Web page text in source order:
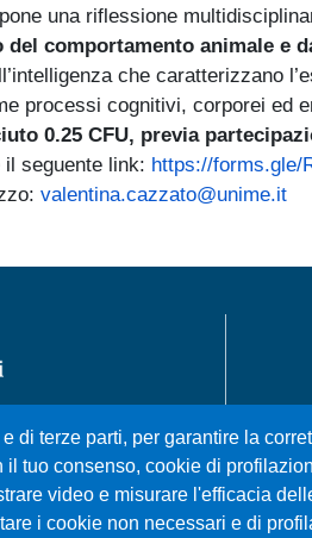
una riflessione
comportamento animale e
che caratterizzano
processi cognitivi, corporei ed
0.25 CFU, previa
seguente link: https://forms.gle/
valentina.cazzato@unime.it
di terze parti, per garantire la
tuo consenso, cookie di
video e misurare l'efficacia
i cookie non necessari e di